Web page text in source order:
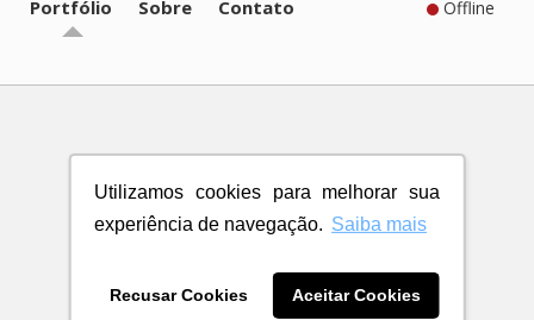
Utilizamos cookies para melhorar sua
experiência de navegação. Saiba mais
Recusar Cookies Aceitar Cookies
Portfólio Sobre Contato Offline